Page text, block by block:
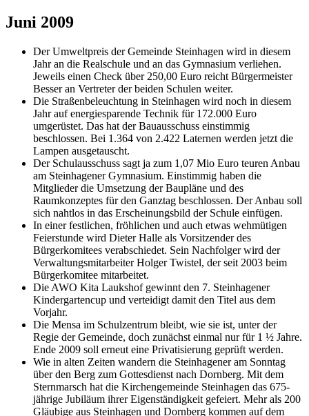
Juni 2009
Der Umweltpreis der Gemeinde Steinhagen wird in diesem
Jahr an die Realschule und an das Gymnasium verliehen.
Jeweils einen Check über 250,00 Euro reicht Bürgermeister
Besser an Vertreter der beiden Schulen weiter.
Die Straßenbeleuchtung in Steinhagen wird noch in diesem
Jahr auf energiesparende Technik für 172.000 Euro
umgerüstet. Das hat der Bauausschuss einstimmig
beschlossen. Bei 1.364 von 2.422 Laternen werden jetzt die
Lampen ausgetauscht.
Der Schulausschuss sagt ja zum 1,07 Mio Euro teuren Anbau
am Steinhagener Gymnasium. Einstimmig haben die
Mitglieder die Umsetzung der Baupläne und des
Raumkonzeptes für den Ganztag beschlossen. Der Anbau soll
sich nahtlos in das Erscheinungsbild der Schule einfügen.
In einer festlichen, fröhlichen und auch etwas wehmütigen
Feierstunde wird Dieter Halle als Vorsitzender des
Bürgerkomitees verabschiedet. Sein Nachfolger wird der
Verwaltungsmitarbeiter Holger Twistel, der seit 2003 beim
Bürgerkomitee mitarbeitet.
Die AWO Kita Laukshof gewinnt den 7. Steinhagener
Kindergartencup und verteidigt damit den Titel aus dem
Vorjahr.
Die Mensa im Schulzentrum bleibt, wie sie ist, unter der
Regie der Gemeinde, doch zunächst einmal nur für 1 ½ Jahre.
Ende 2009 soll erneut eine Privatisierung geprüft werden.
Wie in alten Zeiten wandern die Steinhagener am Sonntag
über den Berg zum Gottesdienst nach Dornberg. Mit dem
Sternmarsch hat die Kirchengemeinde Steinhagen das 675-
jährige Jubiläum ihrer Eigenständigkeit gefeiert. Mehr als 200
Gläubige aus Steinhagen und Dornberg kommen auf dem